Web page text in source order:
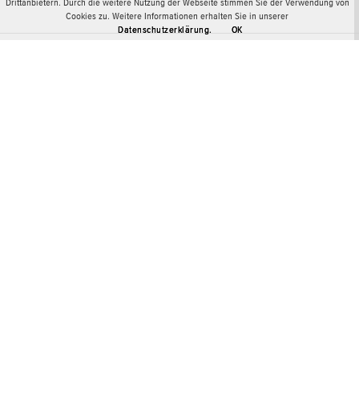
Drittanbietern. Durch die weitere Nutzung der Webseite stimmen Sie der Verwendung von
Cookies zu. Weitere Informationen erhalten Sie in unserer
Datenschutzerklärung.
OK